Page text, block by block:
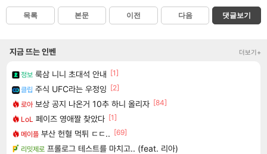
목록 본문 이전 다음 댓글보기
지금 뜨는 인벤 더보기+
정보 룩삼 니니 초대석 안내 [1]
클립 주식 UFC라는 우정잉 [2]
로아 보상 공지 나온거 10추 하니 올리자 [84]
LoL 페이즈 영애짤 찾았다 [1]
메이플 부산 헌혈 먹튀 ㄷㄷ.. [69]
리밋제로 프롤로그 테스트를 마치고.. (feat. 리아)